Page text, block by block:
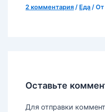
2 комментария / Еда / От
Оставьте
Для отправки